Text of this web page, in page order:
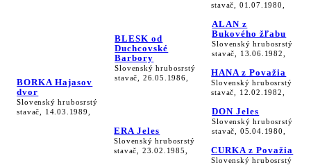
stavač, 01.07.1980,
BORKA Hajasov
dvor
Slovenský hrubosrstý
stavač, 14.03.1989,
BLESK od
Duchcovské
Barbory
Slovenský hrubosrstý
stavač, 26.05.1986,
ALAN z
Bukového žľabu
Slovenský hrubosrstý
stavač, 13.06.1982,
HANA z Považia
Slovenský hrubosrstý
stavač, 12.02.1982,
ERA Jeles
Slovenský hrubosrstý
stavač, 23.02.1985,
DON Jeles
Slovenský hrubosrstý
stavač, 05.04.1980,
CURKA z Považia
Slovenský hrubosrstý